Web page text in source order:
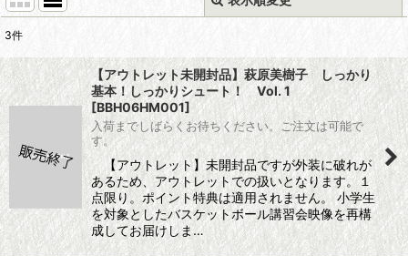
並び順:
絞り込む
3件
【アウトレット未開封品】萩原美樹子 しっかり
基本！しっかりシュート！ Vol. 1
[BBH06HM001]
入荷までしばらくお待ちください。ご注文は可能で
す。
【アウトレット】未開封品ですが外装に破れが
あるため、アウトレットでの扱いとなります。１
点限り。ポイント特典は適用されません。 小学生
を対象としたバスケットボール講習会映像を再構
成してお届けしま…